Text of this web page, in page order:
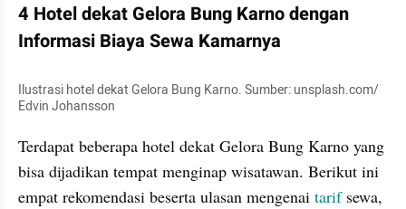
4 Hotel dekat Gelora Bung Karno dengan
Informasi Biaya Sewa Kamarnya
Ilustrasi hotel dekat Gelora Bung Karno. Sumber: unsplash.com/
Edvin Johansson
Terdapat beberapa hotel dekat Gelora Bung Karno yang
bisa dijadikan tempat menginap wisatawan. Berikut ini
empat rekomendasi beserta ulasan mengenai tarif sewa,